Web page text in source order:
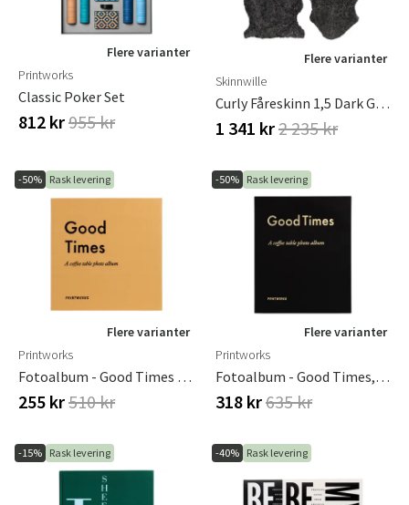
Flere varianter
Printworks
Classic Poker Set
812 kr955 kr
Flere varianter
Skinnwille
Curly Fåreskinn 1,5 Dark Grey
1 341 kr2 235 kr
-50% Rask levering
Flere varianter
Printworks
Fotoalbum - Good Times (S)
255 kr510 kr
-50% Rask levering
Flere varianter
Printworks
Fotoalbum - Good Times, Black (L)
318 kr635 kr
-15% Rask levering -40% Rask levering